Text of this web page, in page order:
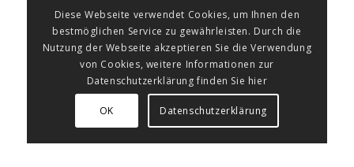
Diese Webseite verwendet Cookies, um Ihnen den
bestmöglichen Service zu gewährleisten. Durch die
Nutzung der Webseite akzeptieren Sie die Verwendung
von Cookies, weitere Informationen zur
Datenschutzerklärung finden Sie hier
OK Datenschutzerklärung